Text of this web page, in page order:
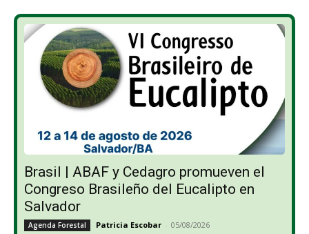
Brasil | ABAF y Cedagro promueven el
Congreso Brasileño del Eucalipto en
Salvador
Agenda Forestal Patricia Escobar - 05/08/2026